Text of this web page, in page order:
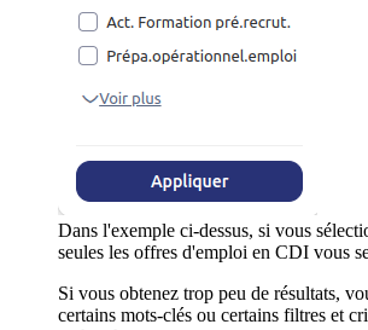
Dans l'exemple ci-dessus, si vous
seules les offres d'emploi en CDI vous
Si vous obtenez trop peu de résultats,
certains mots-clés ou certains filtres et